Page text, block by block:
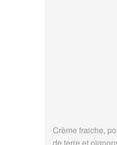
Crème fraiche,